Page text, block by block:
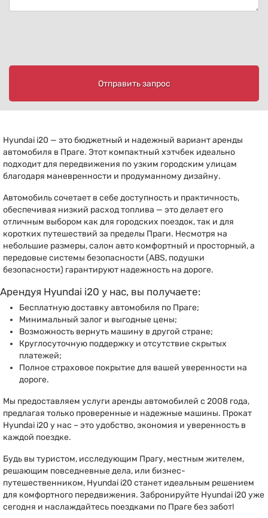
Отправить запрос
Hyundai i20 — это бюджетный и надежный вариант аренды
автомобиля в Праге. Этот компактный хэтчбек идеально
подходит для передвижения по узким городским улицам
благодаря маневренности и продуманному дизайну.
Автомобиль сочетает в себе доступность и практичность,
обеспечивая низкий расход топлива — это делает его
отличным выбором как для городских поездок, так и для
коротких путешествий за пределы Праги. Несмотря на
небольшие размеры, салон авто комфортный и просторный, а
передовые системы безопасности (ABS, подушки
безопасности) гарантируют надежность на дороге.
Арендуя Hyundai i20 у нас, вы получаете:
Бесплатную доставку автомобиля по Праге;
Минимальный залог и выгодные цены;
Возможность вернуть машину в другой стране;
Круглосуточную поддержку и отсутствие скрытых
платежей;
Полное страховое покрытие для вашей уверенности на
дороге.
Мы предоставляем услуги аренды автомобилей с 2008 года,
предлагая только проверенные и надежные машины. Прокат
Hyundai i20 у нас – это удобство, экономия и уверенность в
каждой поездке.
Будь вы туристом, исследующим Прагу, местным жителем,
решающим повседневные дела, или бизнес-
путешественником, Hyundai i20 станет идеальным решением
для комфортного передвижения. Забронируйте Hyundai i20 уже
сегодня и наслаждайтесь поездками по Праге без забот!